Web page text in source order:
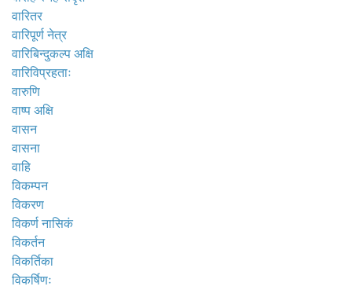
वारितर
वारिपूर्ण नेत्र
वारिबिन्दुकल्प अक्षि
वारिविप्रहताः
वारुणि
वाष्प अक्षि
वासन
वासना
वाहि
विकम्पन
विकरण
विकर्ण नासिकं
विकर्तन
विकर्तिका
विकर्षिणः